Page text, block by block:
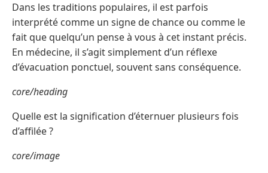
Dans les traditions populaires, il est parfois
interprété comme un signe de chance ou comme le
fait que quelqu’un pense à vous à cet instant précis.
En médecine, il s’agit simplement d’un réflexe
d’évacuation ponctuel, souvent sans conséquence.
core/heading
Quelle est la signification d’éternuer plusieurs fois
d’affilée ?
core/image